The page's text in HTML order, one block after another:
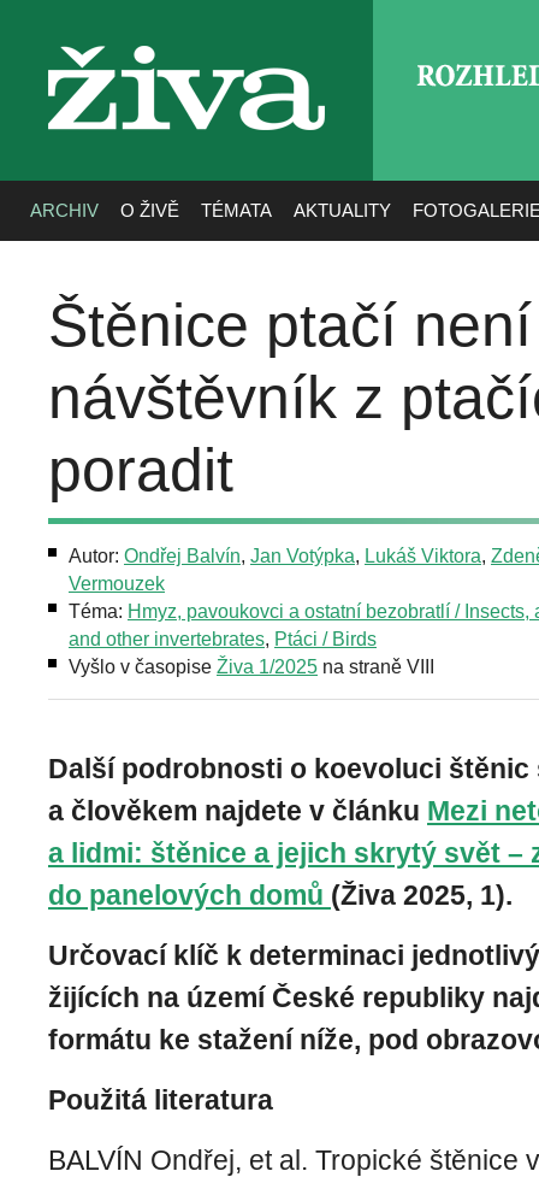
živa
ARCHIV O ŽIVĚ TÉMATA AKTUALITY
Štěnice ptačí
návštěvník z
poradit
Autor: Ondřej Balvín, Jan Votýpka, Lukáš Viktora,
Vermouzek
Téma: Hmyz, pavoukovci a ostatní bezobratlí / Insects,
and other invertebrates, Ptáci / Birds
Vyšlo v časopise Živa 1/2025 na straně VIII
Další podrobnosti o koevoluci štěnic
a člověkem najdete v článku Mezi
a lidmi: štěnice a jejich skrytý svět –
do panelových domů (Živa 2025, 1).
Určovací klíč k determinaci
žijících na území České republiky
formátu ke stažení níže, pod
Použitá literatura
BALVÍN Ondřej, et al. Tropické štěnice